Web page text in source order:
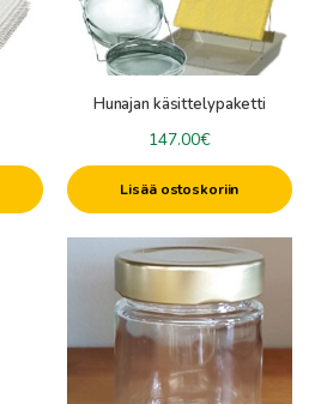
Hunajan käsittelypaketti
147.00€
Lisää ostoskoriin